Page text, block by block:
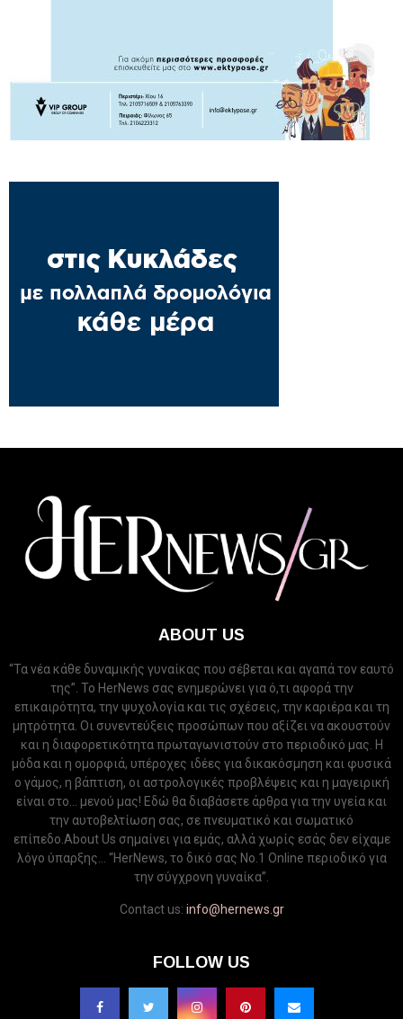
ABOUT US
“Τα νέα κάθε δυναμικής γυναίκας που σέβεται και αγαπά τον εαυτό
της”. Το HerNews σας ενημερώνει για ό,τι αφορά την
επικαιρότητα, την ψυχολογία και τις σχέσεις, την καριέρα και τη
μητρότητα. Οι συνεντεύξεις προσώπων που αξίζει να ακουστούν
και η διαφορετικότητα πρωταγωνιστούν στο περιοδικό μας. Η
μόδα και η ομορφιά, υπέροχες ιδέες για δικακόσμηση και φυσικά
ο γάμος, η βάπτιση, οι αστρολογικές προβλέψεις και η μαγειρική
είναι στο... μενού μας! Εδώ θα διαβάσετε άρθρα για την υγεία και
την αυτοβελτίωση σας, σε πνευματικό και σωματικό
επίπεδο.About Us σημαίνει για εμάς, αλλά χωρίς εσάς δεν είχαμε
λόγο ύπαρξης... “HerNews, το δικό σας Νo.1 Online περιοδικό για
την σύγχρονη γυναίκα”.
Contact us: info@hernews.gr
FOLLOW US